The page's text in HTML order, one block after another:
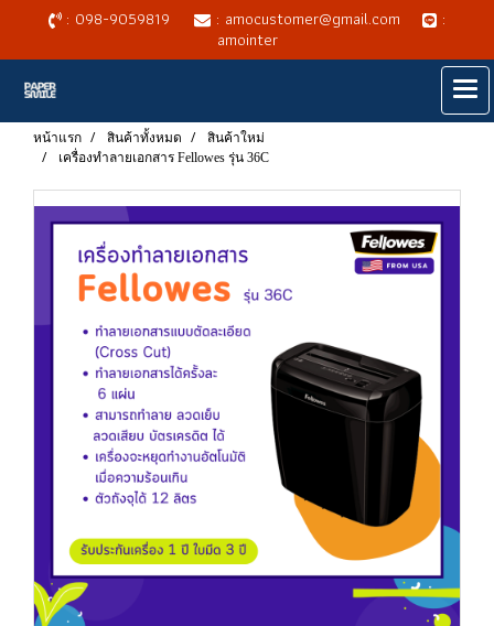
: 098-9059819 : amocustomer@gmail.com :
amointer
หน้าแรก สินค้าทั้งหมด
สินค้าใหม่
เครื่องทำลายเอกสาร Fellowes รุ่น 36C